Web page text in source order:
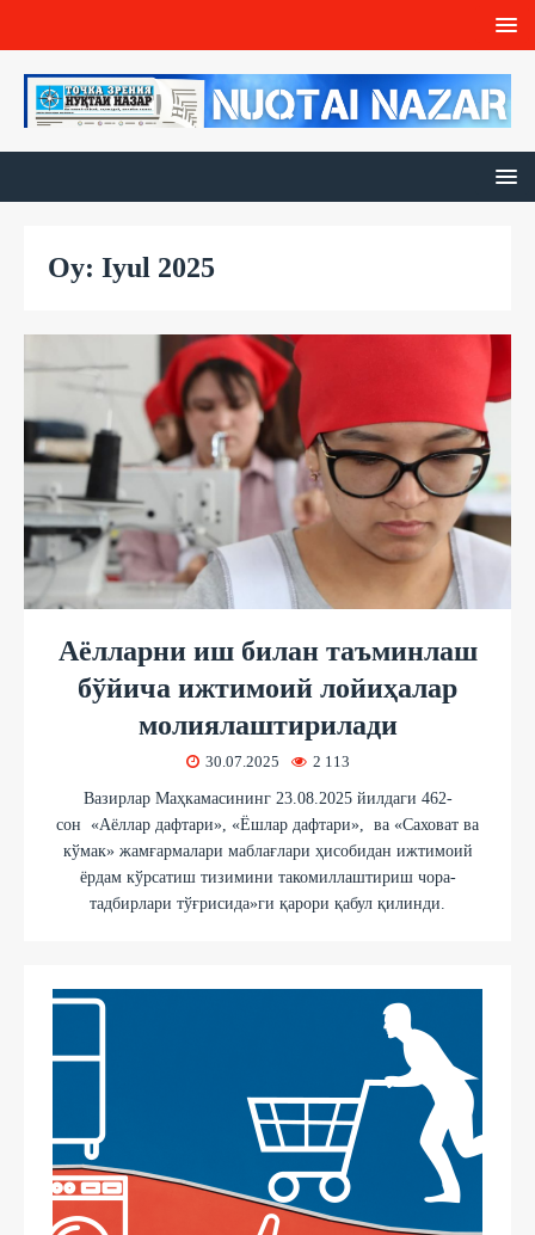
Oy: Iyul 2025
Аёлларни иш билан таъминлаш
бўйича ижтимоий лойиҳалар
молиялаштирилади
30.07.2025 2 113
Вазирлар Маҳкамасининг 23.08.2025 йилдаги 462-
сон «Аёллар дафтари», «Ёшлар дафтари», ва «Саховат ва
кўмак» жамғармалари маблағлари ҳисобидан ижтимоий
ёрдам кўрсатиш тизимини такомиллаштириш чора-
тадбирлари тўғрисида»ги қарори қабул қилинди.